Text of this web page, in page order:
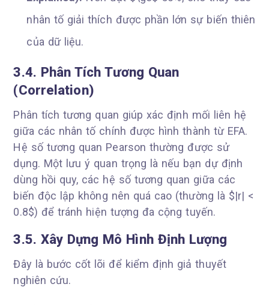
nhân tố giải thích được phần lớn sự biến thiên
của dữ liệu.
3.4. Phân Tích Tương Quan
(Correlation)
Phân tích tương quan giúp xác định mối liên hệ
giữa các nhân tố chính được hình thành từ EFA.
Hệ số tương quan Pearson thường được sử
dụng. Một lưu ý quan trọng là nếu bạn dự định
dùng hồi quy, các hệ số tương quan giữa các
biến độc lập không nên quá cao (thường là $|r| <
0.8$) để tránh hiện tượng đa cộng tuyến.
3.5. Xây Dựng Mô Hình Định Lượng
Đây là bước cốt lõi để kiểm định giả thuyết
nghiên cứu.